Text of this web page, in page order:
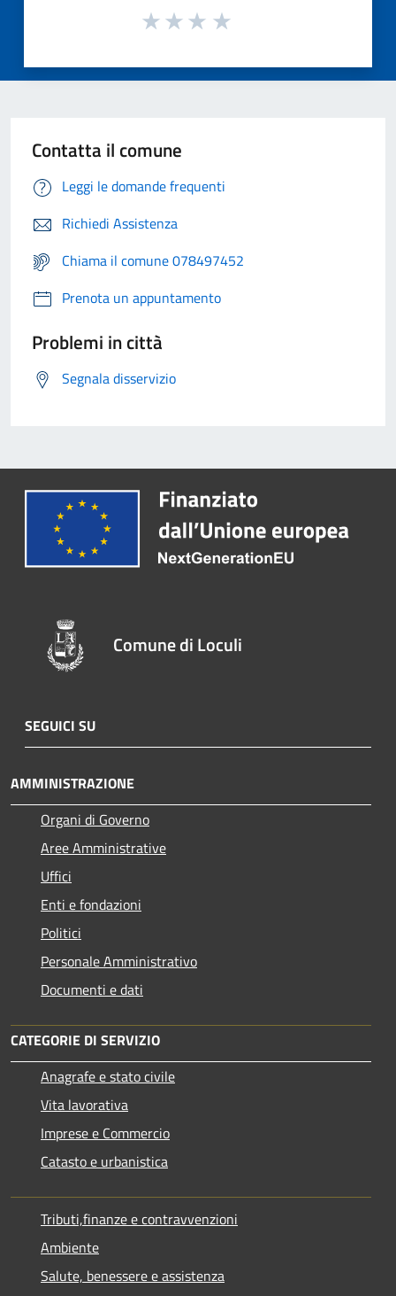
Contatta il comune
Leggi le domande frequenti
Richiedi Assistenza
Chiama il comune 078497452
Prenota un appuntamento
Problemi in città
Segnala disservizio
Comune di Loculi
SEGUICI SU
AMMINISTRAZIONE
Organi di Governo
Aree Amministrative
Uffici
Enti e fondazioni
Politici
Personale Amministrativo
Documenti e dati
CATEGORIE DI SERVIZIO
Anagrafe e stato civile
Vita lavorativa
Imprese e Commercio
Catasto e urbanistica
Tributi,finanze e contravvenzioni
Ambiente
Salute, benessere e assistenza